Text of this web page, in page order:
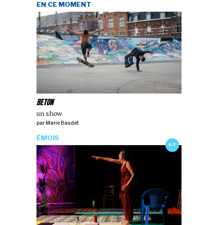
BETON
un show
EN CE MOMENT
parMarie Baudet
6/7
ÉMOIS